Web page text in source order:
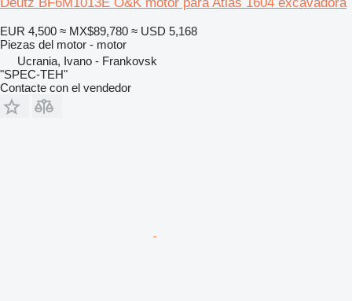
EUR 4,500 ≈ MX$89,780 ≈ USD 5,168
Piezas del motor - motor
Ucrania, Ivano - Frankovsk
"SPEC-TEH"
Contacte con el vendedor